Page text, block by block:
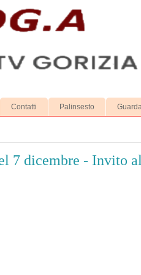
Contatti Palinsesto
7 dicembre - Invito